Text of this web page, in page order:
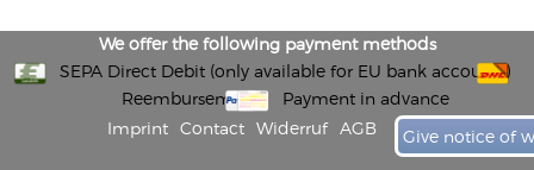
We offer the following payment methods
SEPA Direct Debit (only available for EU bank accounts)
Reembursement
Payment in advance
Imprint
Contact Widerruf AGB Give notice of